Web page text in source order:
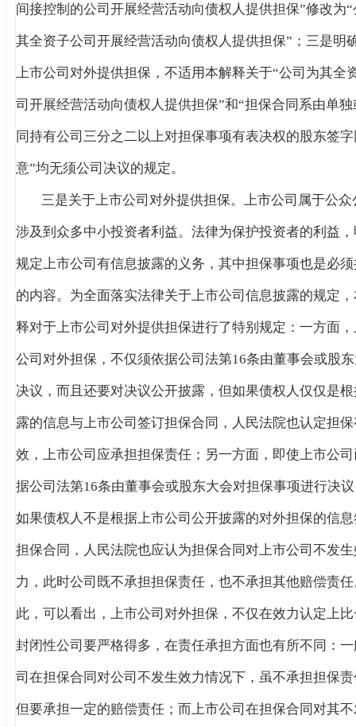
间接控制的公司开展经营活动向债权人提供担保”修改为
其全资子公司开展经营活动向债权人提供担保”；三是明
上市公司对外提供担保，不适用本解释关于“公司为其全
司开展经营活动向债权人提供担保”和“担保合同系由单
同持有公司三分之二以上对担保事项有表决权的股东签
意”均无须公司决议的规定。
三是关于上市公司对外提供担保。上市公司属于公众
涉及到众多中小投资者利益。法律为保护投资者的利益
规定上市公司有信息披露的义务，其中担保事项也是必
的内容。为全面落实法律关于上市公司信息披露的规定
释对于上市公司对外提供担保进行了特别规定：一方面
公司对外担保，不仅须依据公司法第16条由董事会或股
决议，而且还要对决议公开披露，但如果债权人仅仅是
露的信息与上市公司签订担保合同，人民法院也认定担保
效，上市公司应承担担保责任；另一方面，即使上市公
据公司法第16条由董事会或股东大会对担保事项进行决
如果债权人不是根据上市公司公开披露的对外担保的信
担保合同，人民法院也应认为担保合同对上市公司不发生
力，此时公司既不承担担保责任，也不承担其他赔偿责
此，可以看出，上市公司对外担保，不仅在效力认定上
封闭性公司要严格得多，在责任承担方面也有所不同：
司在担保合同对公司不发生效力情况下，虽不承担担保
但要承担一定的赔偿责任；而上市公司在担保合同对其